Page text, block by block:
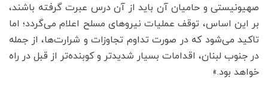
صهیونیستی و حامیان آن باید از آن درس عبرت گرفته باشند،
بر این اساس، توقف عملیات نیروهای مسلح اعلام می‌گردد؛ اما
تاکید می‌شود که در صورت تداوم تجاوزات و شرارت‌ها، از جمله
در جنوب لبنان، اقدامات بسیار شدیدتر و کوبنده‌تر از قبل در راه
خواهد بود.»